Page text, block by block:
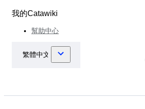
我的Catawiki
幫助中心